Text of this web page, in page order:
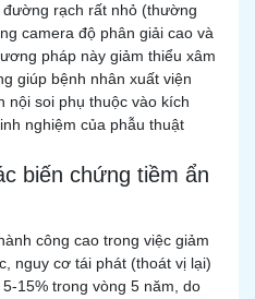
rạch rất nhỏ (thường
camera độ phân giải cao và
pháp này giảm thiểu xâm
giúp bệnh nhân xuất viện
nội soi phụ thuộc vào kích
nghiệm của phẫu thuật
biến chứng tiềm ẩn
công cao trong việc giảm
nguy cơ tái phát (thoát vị lại)
15% trong vòng 5 năm, do